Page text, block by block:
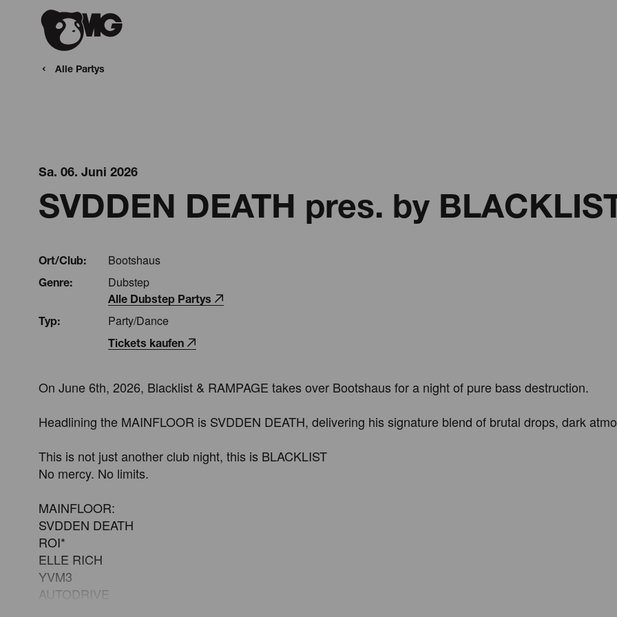
Alle Partys
Sa. 06. Juni 2026
SVDDEN DEATH pres. by
Ort/Club: Bootshaus
Genre: Dubstep
Alle Dubstep Partys
Typ:
Party/Dance
Tickets kaufen
On June 6th, 2026, Blacklist & RAMPAGE takes over Bootshaus for a night of pure bass destruction.
Headlining the MAINFLOOR is SVDDEN DEATH, delivering his signature blend of brutal drops, dark
This is not just another club night, this is BLACKLIST
No mercy. No limits.
MAINFLOOR:
SVDDEN DEATH
ROI*
ELLE RICH
YVM3
AUTODRIVE